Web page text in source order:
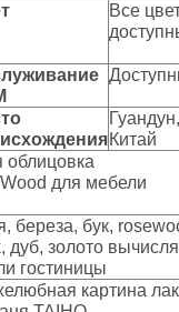
Все
Гуандун,
Китай
облицовка
для мебели
береза, бук,
дуб, золото
гостиницы
картина